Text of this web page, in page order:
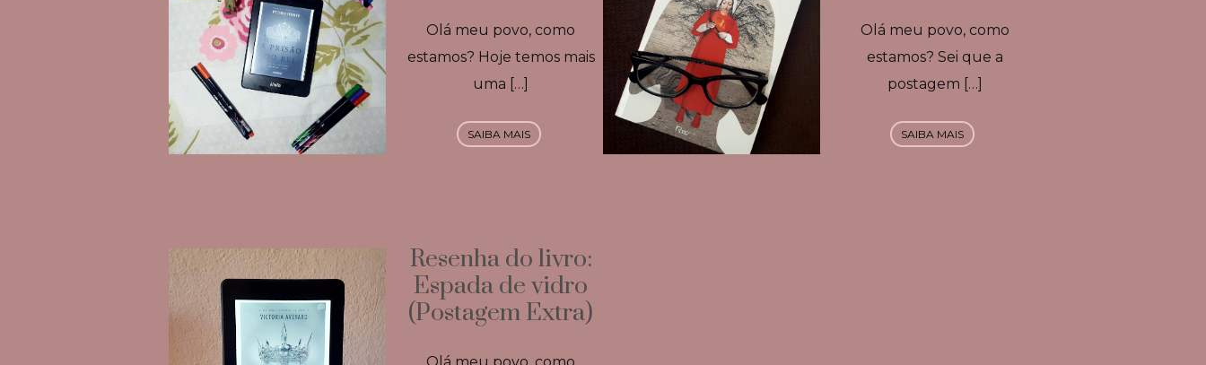
Olá meu povo, como
estamos? Hoje temos mais
uma […]
SAIBA MAIS
Olá meu povo, como
estamos? Sei que a
postagem […]
SAIBA MAIS
Resenha do livro:
Espada de vidro
(Postagem Extra)